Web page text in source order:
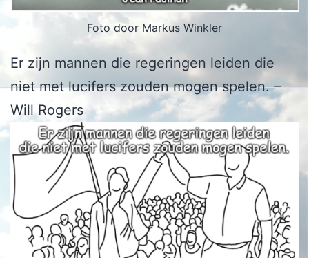
Foto door Markus Winkler
Er zijn mannen die regeringen leiden die
niet met lucifers zouden mogen spelen. –
Will Rogers